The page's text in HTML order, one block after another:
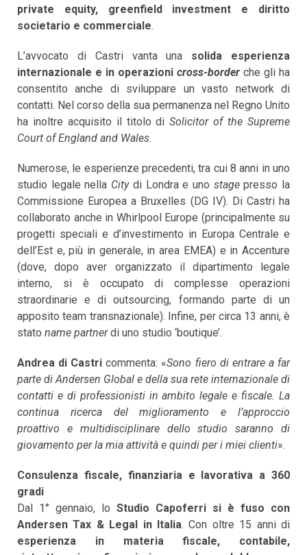
private equity, greenfield investment e diritto
societario e commerciale.
L’avvocato di Castri vanta una solida esperienza
internazionale e in operazioni cross-border che gli ha
consentito anche di sviluppare un vasto network di
contatti. Nel corso della sua permanenza nel Regno Unito
ha inoltre acquisito il titolo diSolicitor of the Supreme
Court of England and Wales.
Numerose, le esperienze precedenti, tra cui 8 anni in uno
studio legale nella Citydi Londra e uno stagepresso la
Commissione Europea a Bruxelles (DG IV). Di Castri ha
collaborato anche in Whirlpool Europe (principalmente su
progetti speciali e d’investimento in Europa Centrale e
dell’Est e, più in generale, in area EMEA) e in Accenture
(dove, dopo aver organizzato il dipartimento legale
interno, si è occupato di complesse operazioni
straordinarie e di outsourcing, formando parte di un
apposito team transnazionale). Infine, per circa 13 anni, è
stato name partnerdi uno studio ‘boutique’.
Andrea di Castri commenta: «Sono fiero di entrare a far
parte di Andersen Global e della sua rete internazionale di
contatti e di professionisti in ambito legale e fiscale. La
continua ricerca del miglioramento e l’approccio
proattivo e multidisciplinare dello studio saranno di
giovamento per la mia attività e quindi per i miei clienti».
Consulenza fiscale, finanziaria e lavorativa a 360
gradi
Dal 1° gennaio, lo Studio Capoferri si è fuso con
Andersen Tax & Legal in Italia. Con oltre 15 anni di
esperienza in materia fiscale, contabile,